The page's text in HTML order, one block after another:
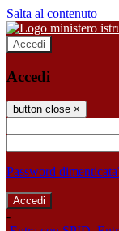
Salta al contenuto
Accedi
Accedi
button close ×
Password
-